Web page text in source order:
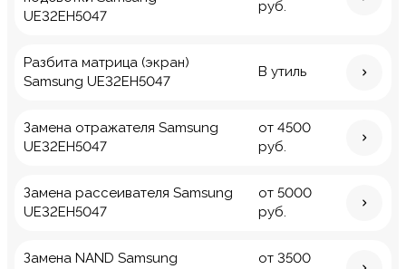
UE32EH5047
руб.
Разбита матрица (экран)
Samsung UE32EH5047
В утиль
Замена отражателя Samsung
UE32EH5047
от 4500
руб.
Замена рассеивателя Samsung
UE32EH5047
от 5000
руб.
Замена NAND Samsung
от 3500